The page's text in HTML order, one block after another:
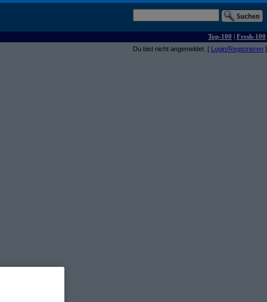
Top-100 | Fresh-100
Du bist nicht angemeldet. [ Login/Registrieren ]